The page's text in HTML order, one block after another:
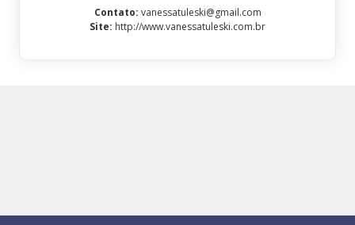
Contato: vanessatuleski@gmail.com
Site: http://www.vanessatuleski.com.br